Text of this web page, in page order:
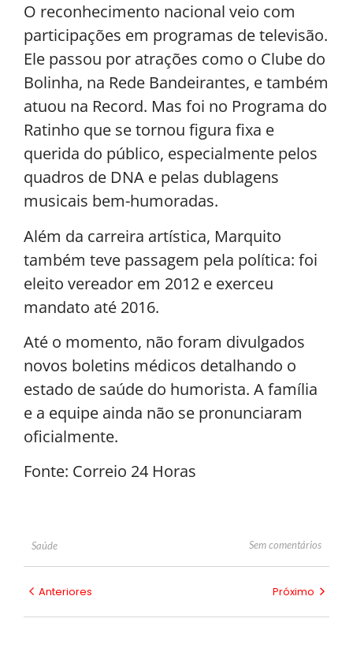
O reconhecimento nacional veio com
participações em programas de televisão.
Ele passou por atrações como o Clube do
Bolinha, na Rede Bandeirantes, e também
atuou na Record. Mas foi no Programa do
Ratinho que se tornou figura fixa e
querida do público, especialmente pelos
quadros de DNA e pelas dublagens
musicais bem-humoradas.
Além da carreira artística, Marquito
também teve passagem pela política: foi
eleito vereador em 2012 e exerceu
mandato até 2016.
Até o momento, não foram divulgados
novos boletins médicos detalhando o
estado de saúde do humorista. A família
e a equipe ainda não se pronunciaram
oficialmente.
Fonte: Correio 24 Horas
Saúde Sem comentários
Anteriores Próximo